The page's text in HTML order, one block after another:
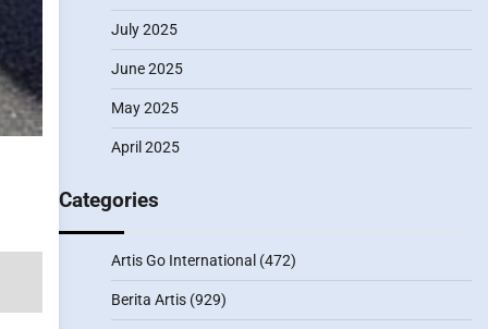
July 2025
June 2025
May 2025
April 2025
Categories
Artis Go International (472)
Berita Artis(929)